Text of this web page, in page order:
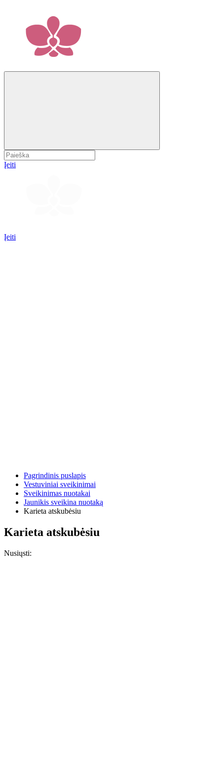
Įeiti
Įeiti
Pagrindinis puslapis
Vestuviniai sveikinimai
Sveikinimas nuotakai
Jaunikis sveikina nuotaką
Karieta atskubėsiu
Karieta atskubėsiu
Nusiųsti: